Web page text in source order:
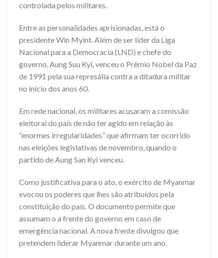
controlada pelos militares.
Entre as personalidades aprisionadas, está o
presidente Win Myint. Além de ser líder da Liga
Nacional para a Democracia (LND) e chefe do
governo, Aung Suu Kyi, venceu o Prêmio Nobel da Paz
de 1991 pela sua represália contra a ditadura militar
no início dos anos 60.
Em rede nacional, os militares acusaram a comissão
eleitoral do país de não ter agido em relação às
“enormes irregularidades” que afirmam ter ocorrido
nas eleições legislativas de novembro, quando o
partido de Aung San Kyi venceu.
Como justificativa para o ato, o exército de Myanmar
evocou os poderes que lhes são atribuídos pela
constituição do país. O documento permite que
assumam o a frente do governo em caso de
emergência nacional. A nova frente divulgou que
pretendem liderar Myanmar durante um ano.